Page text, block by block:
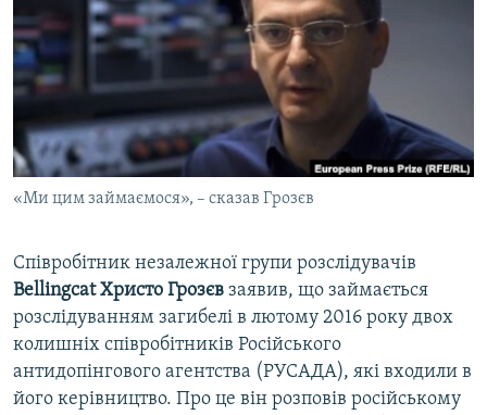
СПЕЦПРОЕКТИ
ДЕПОРТАЦІЯ
ВІДЕОУРОКИ «ELIFBE»
СВІДЧЕННЯ ОКУПАЦІЇ
УКРАЇНСЬКА ПРОБЛЕМА КРИМУ
ІНФОГРАФІКА
ЯК ОБІЙТИ БЛОКУВАННЯ
Qırımtatar
ДОЛУЧАЙСЯ!
Усі сайти RFE/RL
«Ми цим займаємося», – сказав Грозєв
Співробітник незалежної групи розслідувачів
Bellingcat Христо Грозєв заявив, що займається
розслідуванням загибелі в лютому 2016 року двох
колишніх співробітників Російського
антидопінгового агентства (РУСАДА), які входили в
його керівництво. Про це він розповів російському